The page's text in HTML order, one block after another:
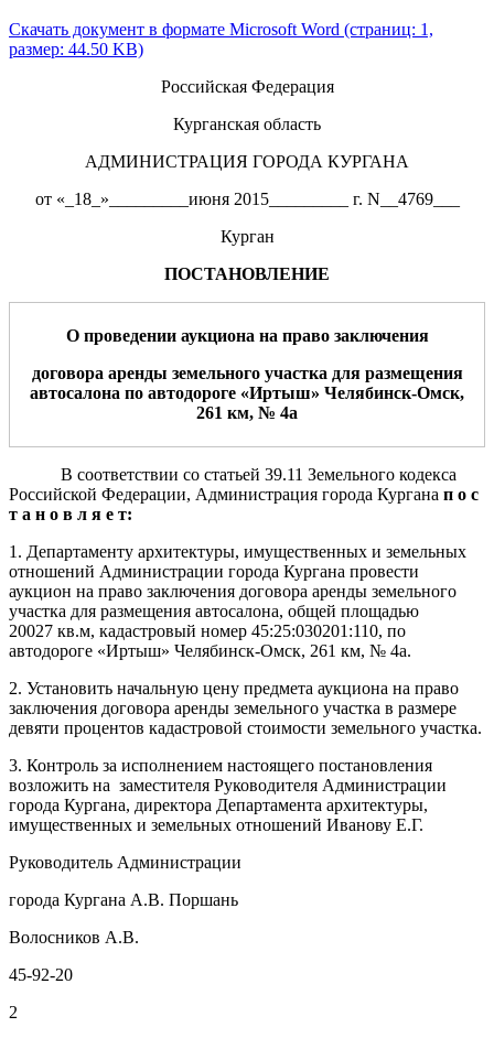
Скачать документ в формате Microsoft Word (страниц: 1,
размер: 44.50 KB)
Российская Федерация
Курганская область
АДМИНИСТРАЦИЯ ГОРОДА КУРГАНА
от «_18_»_________июня 2015_________ г. N__4769___
Курган
ПОСТАНОВЛЕНИЕ
Опроведении аукциона на правозаключения
договора аренды земельногоучастка для размещения
автосалона по автодороге «Иртыш» Челябинск-Омск,
261 км, № 4а
В соответствии со статьей 39.11 Земельного кодекса
Российской Федерации, Администрация города Кургана п о с
т а н о в л я е т:
1. Департаменту архитектуры, имущественных и земельных
отношений Администрации города Кургана провести
аукцион на право заключения договора аренды земельного
участка для размещения автосалона, общей площадью
20027 кв.м, кадастровый номер 45:25:030201:110, по
автодороге «Иртыш» Челябинск-Омск, 261 км, № 4а.
2. Установить начальную цену предмета аукциона на право
заключения договора аренды земельного участка в размере
девяти процентов кадастровой стоимости земельного участка.
3. Контроль за исполнением настоящего постановления
возложить на заместителя Руководителя Администрации
города Кургана, директора Департамента архитектуры,
имущественных и земельных отношений Иванову Е.Г.
Руководитель Администрации
города Кургана А.В. Поршань
Волосников А.В.
45-92-20
2